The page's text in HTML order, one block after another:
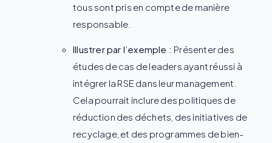
tous sont pris en compte de manière
responsable.
Illustrer par l’exemple : Présenter des
études de cas de leaders ayant réussi à
intégrer la RSE dans leur management.
Cela pourrait inclure des politiques de
réduction des déchets, des initiatives de
recyclage, et des programmes de bien-